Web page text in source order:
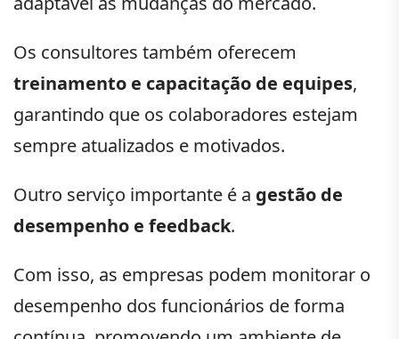
Os consultores também oferecem
treinamento e capacitação de equipes,
garantindo que os colaboradores estejam
sempre atualizados e motivados.
Outro serviço importante é a gestão de
desempenho e feedback.
Com isso, as empresas podem monitorar o
desempenho dos funcionários de forma